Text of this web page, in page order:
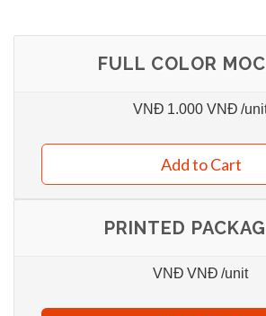
FULL COLOR
VNĐ 1.000 VNĐ /
Add to Cart
PRINTED
VNĐ VNĐ /unit